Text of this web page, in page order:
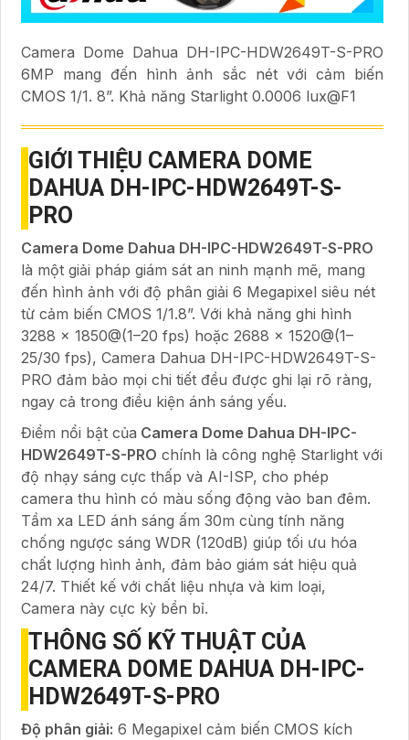
Camera Dome Dahua DH-IPC-HDW2649T-S-PRO
6MP mang đến hình ảnh sắc nét với cảm biến
CMOS 1/1. 8”. Khả năng Starlight 0.0006 lux@F1
GIỚI THIỆU CAMERA DOME
DAHUA DH-IPC-HDW2649T-S-
PRO
Camera Dome Dahua DH-IPC-HDW2649T-S-PRO
là một giải pháp giám sát an ninh mạnh mẽ, mang
đến hình ảnh với độ phân giải 6 Megapixel siêu nét
từ cảm biến CMOS 1/1.8”. Với khả năng ghi hình
3288 × 1850@(1–20 fps) hoặc 2688 × 1520@(1–
25/30 fps), Camera Dahua DH-IPC-HDW2649T-S-
PRO đảm bảo mọi chi tiết đều được ghi lại rõ ràng,
ngay cả trong điều kiện ánh sáng yếu.
Điểm nổi bật của Camera Dome Dahua DH-IPC-
HDW2649T-S-PRO chính là công nghệ Starlight với
độ nhạy sáng cực thấp và AI-ISP, cho phép
camera thu hình có màu sống động vào ban đêm.
Tầm xa LED ánh sáng ấm 30m cùng tính năng
chống ngược sáng WDR (120dB) giúp tối ưu hóa
chất lượng hình ảnh, đảm bảo giám sát hiệu quả
24/7. Thiết kế với chất liệu nhựa và kim loại,
Camera này cực kỳ bền bỉ.
THÔNG SỐ KỸ THUẬT CỦA
CAMERA DOME DAHUA DH-IPC-
HDW2649T-S-PRO
Độ phân giải: 6 Megapixel cảm biến CMOS kích